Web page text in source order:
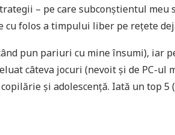
– pe care subconștientul meu
folos a timpului liber pe rețete
pun pariuri cu mine însumi), iar
câteva jocuri (nevoit și de PC-ul
și adolescență. Iată un top 5